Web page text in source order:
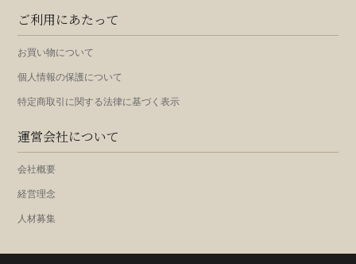
ご利用にあたって
お買い物について
個人情報の保護について
特定商取引に関する法律に基づく表示
運営会社について
会社概要
経営理念
人材募集